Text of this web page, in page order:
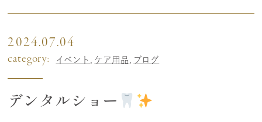
2024.07.04
category: イベント ケア用品 ブログ
デンタルショー